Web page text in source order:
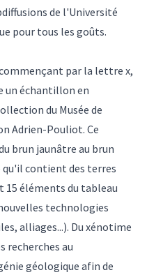
de l'Université
pour tous les goûts.
par la lettre x,
un échantillon en
du Musée de
Adrien-Pouliot. Ce
brun jaunâtre au brun
contient des terres
15 éléments du tableau
technologies
alliages...). Du xénotime
recherches au
géologique afin de